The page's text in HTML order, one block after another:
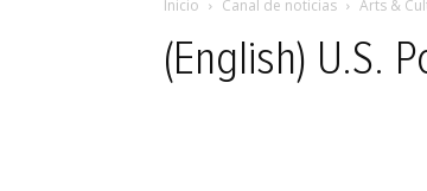
Inicio Canal de noticias Arts &
(English) U.S.